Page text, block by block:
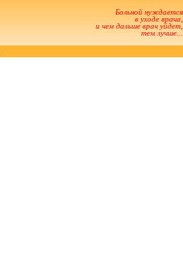
Больной нуждается
в уходе врача,
и чем дальше врач уйдет,
тем лучше...